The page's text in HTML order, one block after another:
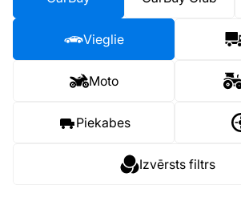
Vieglie
Moto
Piekabes
Izvērsts filtrs